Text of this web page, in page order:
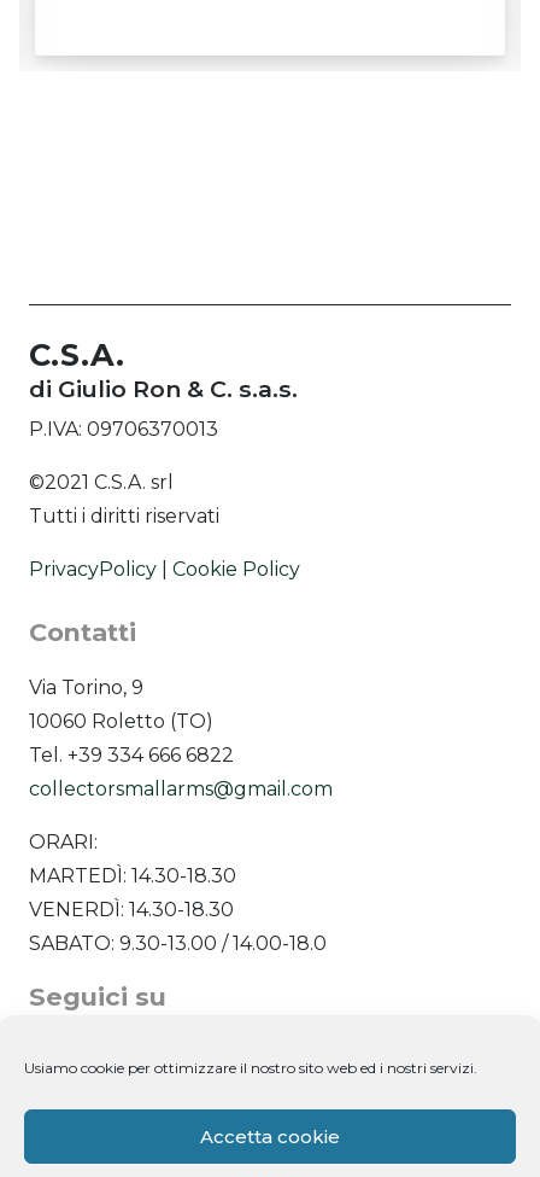
Usiamo cookie per ottimizzare il nostro sito web ed i nostri servizi.
Accetta cookie
C.S.A.
di Giulio Ron & C. s.a.s.
P.IVA: 09706370013
©2021 C.S.A. srl
Tutti i diritti riservati
PrivacyPolicy Cookie Policy
Contatti
Via Torino, 9
10060 Roletto (TO)
Tel. +39 334 666 6822
collectorsmallarms@gmail.com
ORARI:
MARTEDÌ: 14.30-18.30
VENERDÌ: 14.30-18.30
SABATO: 9.30-13.00 / 14.00-18.0
Seguici su
Ultimi post